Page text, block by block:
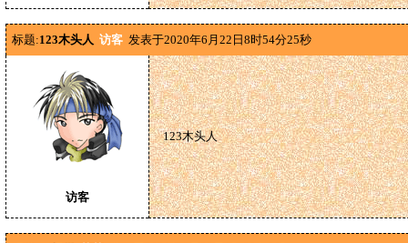
标题:123木头人 访客 发表于2020年6月22日8时54分25秒
访客
123木头人